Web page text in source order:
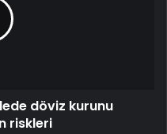
döviz kurunu
riskleri